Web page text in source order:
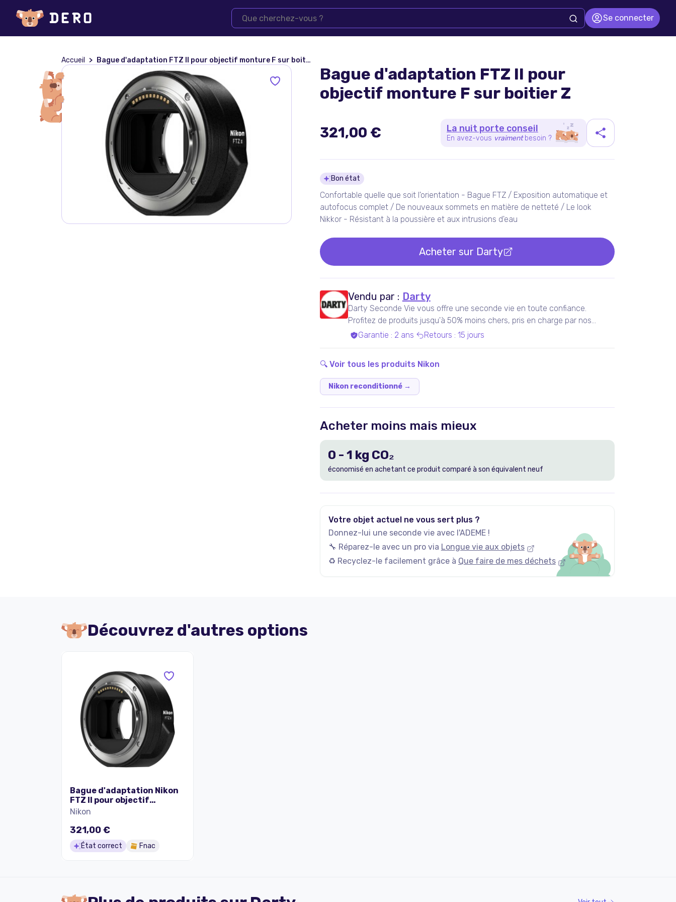
Se connecter
Accueil Bague d'adaptation FTZ II pour objectif monture F sur boitier Z
Bague d'adaptation FTZ II pour
objectif monture F sur boitier Z
321,00 € La nuit porte conseil
En avez-vous vraiment besoin ?
Détails du produit
Bon état
Confortable quelle que soit l'orientation - Bague FTZ / Exposition automatique et
autofocus complet / De nouveaux sommets en matière de netteté / Le look
Nikkor - Résistant à la poussière et aux intrusions d'eau
Acheter sur Darty
Vendu par : Darty
Darty Seconde Vie vous offre une seconde vie en toute confiance.
Profitez de produits jusqu'à 50% moins chers, pris en charge par nos
experts qualifiés, dans nos ateliers en France ou chez nos partenaires.
Garantie : 2 ans Retours : 15 jours
🔍 Voir tous les produits Nikon
Nikon reconditionné→
Acheter moins mais mieux
0 - 1 kg CO₂
économisé en achetant ce produit comparé à son équivalent neuf
Votre objet actuel ne vous sert plus ?
Donnez-lui une seconde vie avec l'ADEME !
🔧 Réparez-le avec un pro via Longue vie aux objets
♻️ Recyclez-le facilement grâce à Que faire de mes déchets
Découvrez d'autres options
Bague d'adaptation Nikon
FTZ II pour objectif
monture F sur boitier Z
Nikon
321,00 €
État correct Fnac